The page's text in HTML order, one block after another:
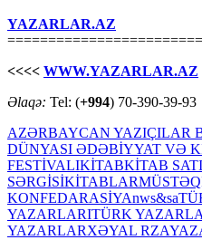
YAZARLAR.AZ
<<<< WWW.YAZARLAR.AZ
Əlaqə: Tel: (+994) 70-390-39-
AZƏRBAYCAN YAZIÇILAR
DÜNYASI ƏDƏBİYYAT VƏ
FESTİVALIKİTABKİTAB
SƏRGİSİKİTABLAR
KONFEDARASİYAnws&sa
YAZARLARITÜRK
YAZARLARXƏYAL RZA